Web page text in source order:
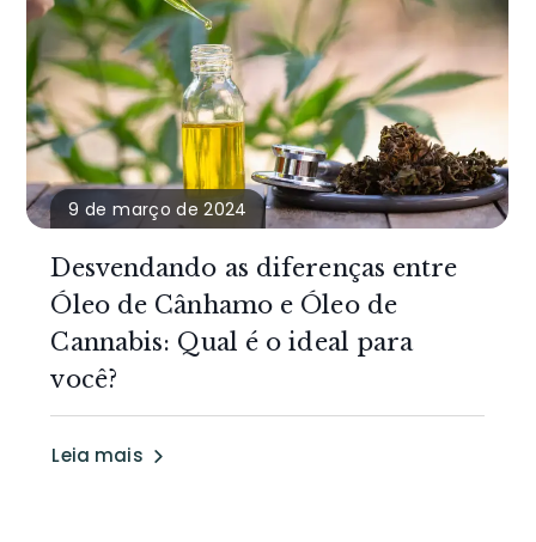
9 de março de 2024
Desvendando as diferenças entre
Óleo de Cânhamo e Óleo de
Cannabis: Qual é o ideal para
você?
Leia mais